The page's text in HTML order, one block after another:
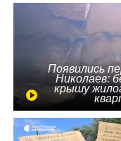
Появились
Николаев:
крышу